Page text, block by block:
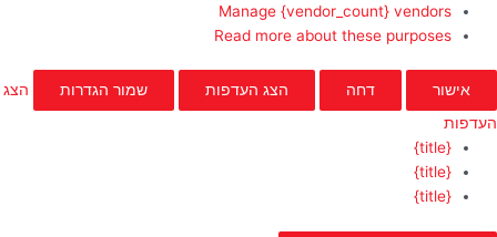
Manage {vendor_count} vendors
Read more about these purposes
אישור דחה הצג העדפות שמור הגדרות
הצג
העדפות
{title}
{title}
{title}